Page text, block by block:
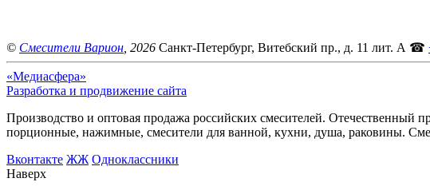
© Смесители Варион , 2026 Санкт-Петербург, Витебский пр., д. 11 лит. А ☎
«Медиасфера»
Разработка и продвижение сайта
Производство и оптовая продажа российских смесителей. Отечественный
порционные, нажимные, смесители для ванной, кухни, душа, раковины.
Bконтакте ЖЖ Одноклассники
Наверх